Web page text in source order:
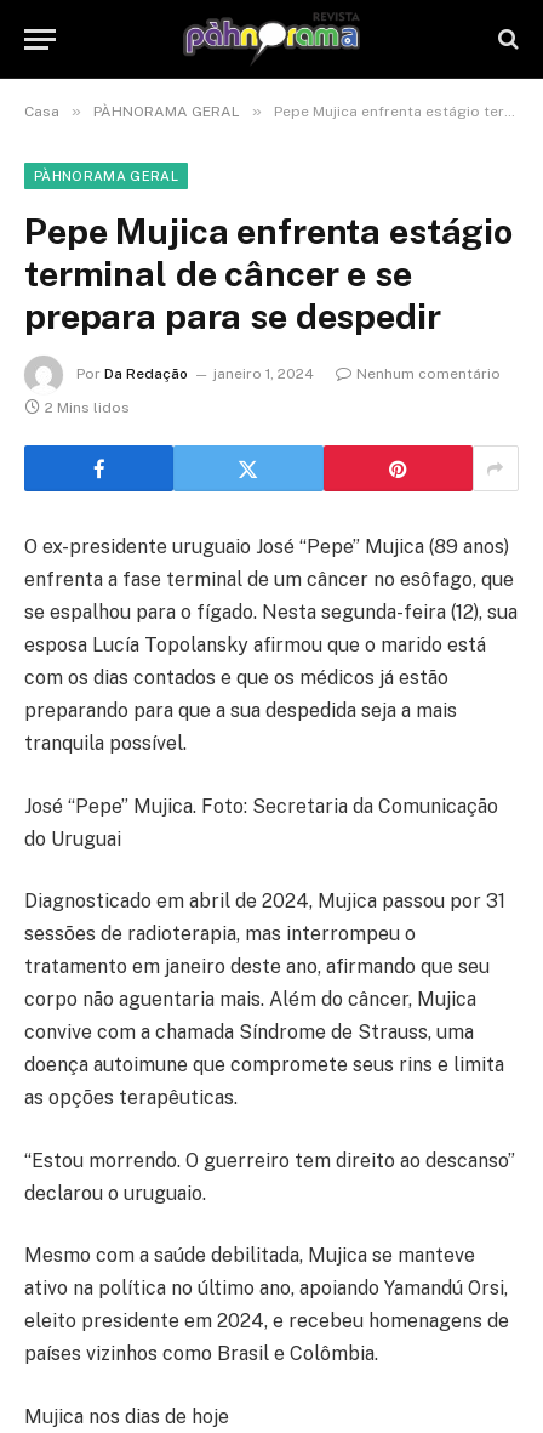
Casa » PÀHNORAMA GERAL » Pepe Mujica enfrenta estágio terminal de câncer e se prepara para se despedir
PÀHNORAMA GERAL
Pepe Mujica enfrenta estágio
terminal de câncer e se
prepara para se despedir
Por Da Redação janeiro 1, 2024
Nenhum comentário
2 Mins lidos
O ex-presidente uruguaio José “Pepe” Mujica (89 anos)
enfrenta a fase terminal de um câncer no esôfago, que
se espalhou para o fígado. Nesta segunda-feira (12), sua
esposa Lucía Topolansky afirmou que o marido está
com os dias contados e que os médicos já estão
preparando para que a sua despedida seja a mais
tranquila possível.
José “Pepe” Mujica. Foto: Secretaria da Comunicação
do Uruguai
Diagnosticado em abril de 2024, Mujica passou por 31
sessões de radioterapia, mas interrompeu o
tratamento em janeiro deste ano, afirmando que seu
corpo não aguentaria mais. Além do câncer, Mujica
convive com a chamada Síndrome de Strauss, uma
doença autoimune que compromete seus rins e limita
as opções terapêuticas.
“Estou morrendo. O guerreiro tem direito ao descanso”
declarou o uruguaio.
Mesmo com a saúde debilitada, Mujica se manteve
ativo na política no último ano, apoiando Yamandú Orsi,
eleito presidente em 2024, e recebeu homenagens de
países vizinhos como Brasil e Colômbia.
Mujica nos dias de hoje